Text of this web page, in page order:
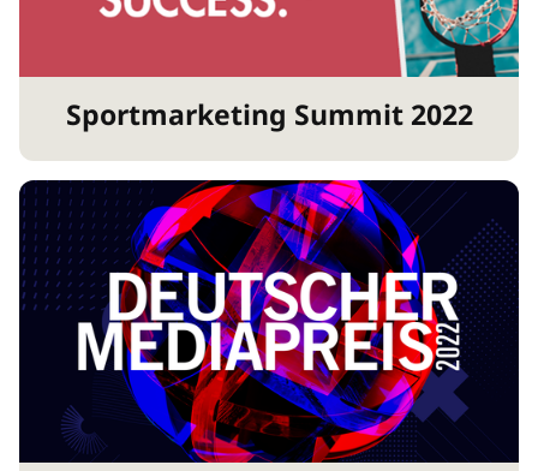
Sportmarketing Summit 2022